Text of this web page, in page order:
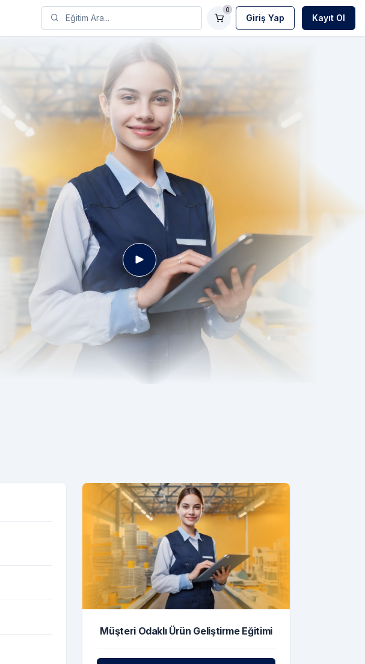
0
Giriş Yap Kayıt Ol
Müşteri Odaklı Ürün Geliştirme Eğitimi